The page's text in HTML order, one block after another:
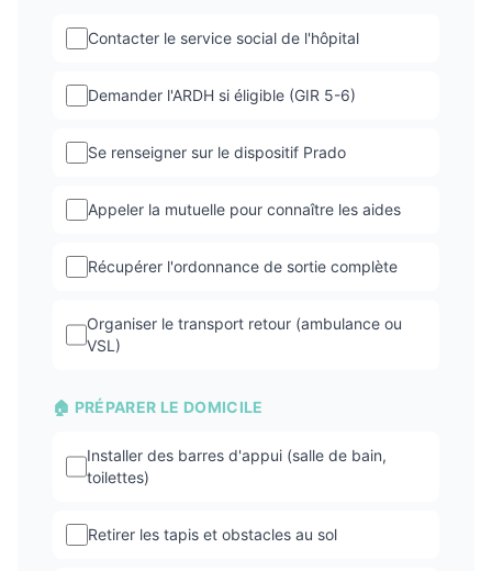
Contacter le service social de l'hôpital
Demander l'ARDH si éligible (GIR 5-6)
Se renseigner sur le dispositif Prado
Appeler la mutuelle pour connaître les aides
Récupérer l'ordonnance de sortie complète
Organiser le transport retour (ambulance ou
VSL)
🏠 PRÉPARER LE DOMICILE
Installer des barres d'appui (salle de bain,
toilettes)
Retirer les tapis et obstacles au sol